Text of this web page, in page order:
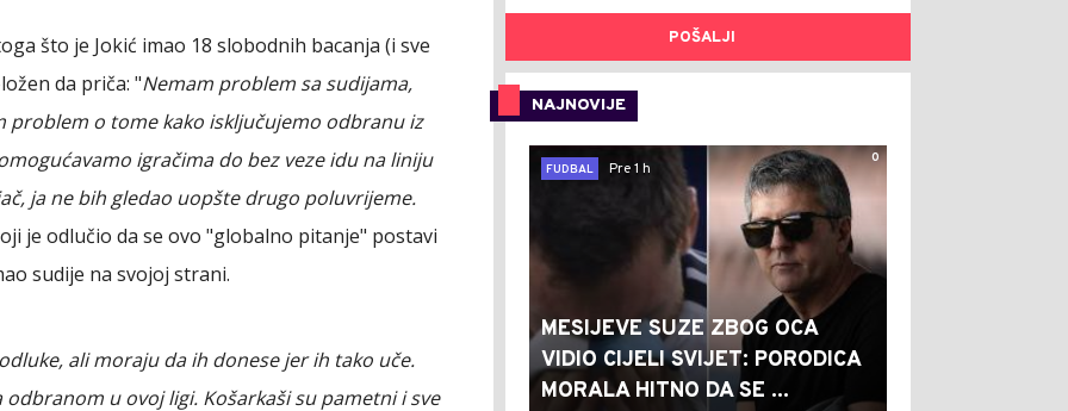
što je Jokić imao 18 slobodnih bacanja (i sve
da priča: "Nemam problem sa sudijama,
o tome kako isključujemo odbranu iz
igračima do bez veze idu na liniju
ja ne bih gledao uopšte drugo poluvrijeme.
je odlučio da se ovo "globalno pitanje" postavi
sudije na svojoj strani.
ali moraju da ih donese jer ih tako uče.
u ovoj ligi. Košarkaši su pametni i sve
POŠALJI
NAJNOVIJE
0
FUDBAL
Pre 1 h
MESIJEVE SUZE ZBOG OCA
VIDIO CIJELI SVIJET: PORODICA
MORALA HITNO DA SE ...